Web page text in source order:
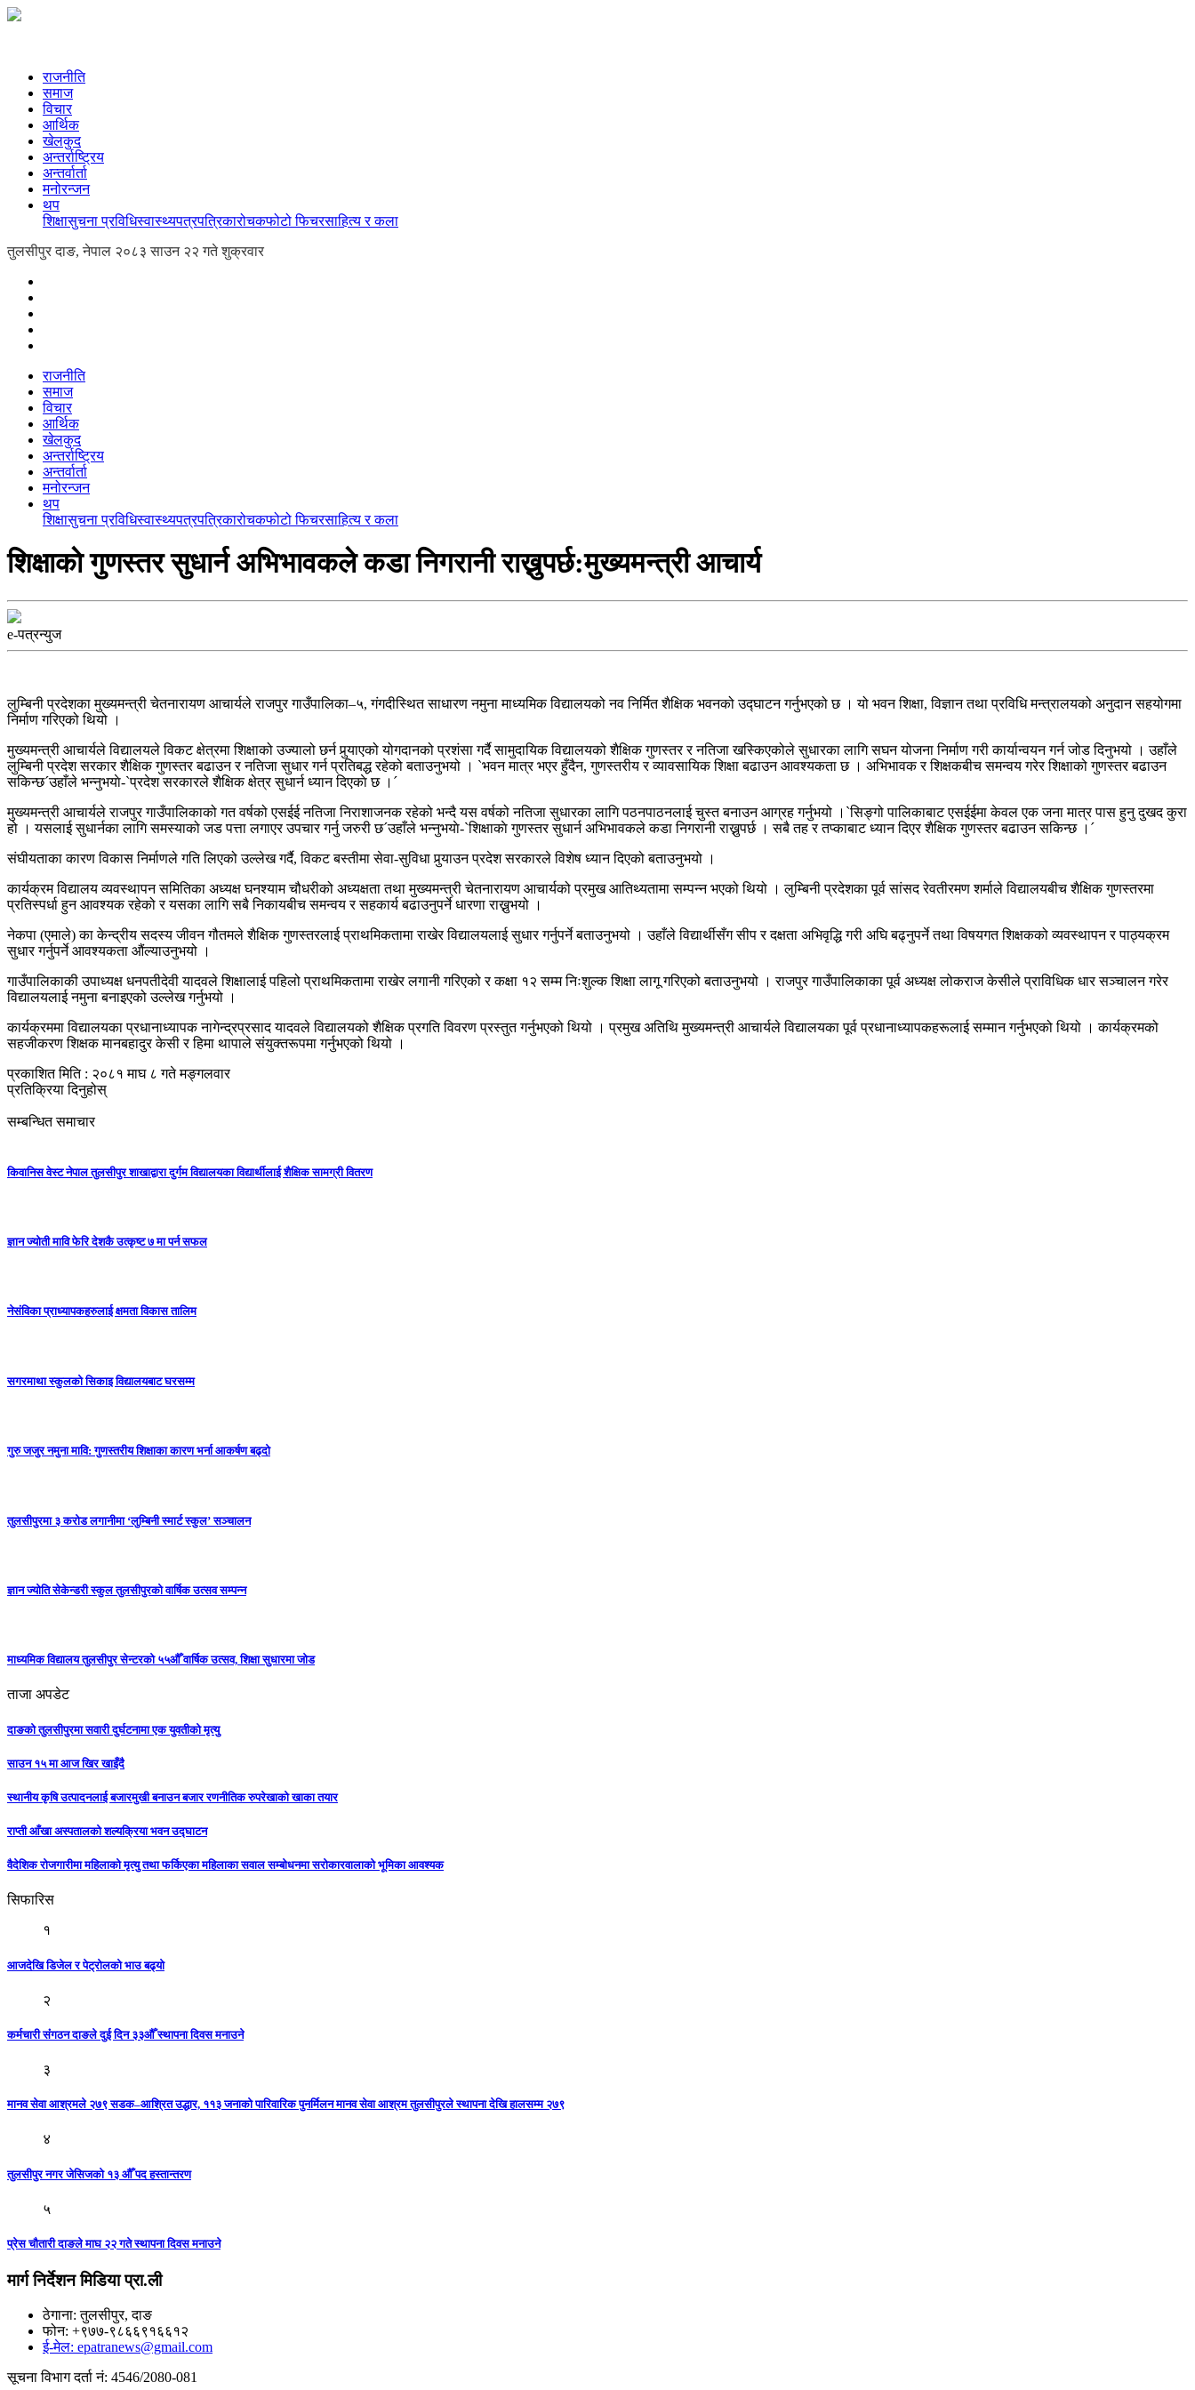
राजनीति
समाज
विचार
आर्थिक
खेलकुद
अन्तर्राष्ट्रिय
अन्तर्वार्ता
मनोरन्जन
थप
शिक्षासुचना प्रविधिस्वास्थ्यपत्रपत्रिकारोचकफोटो फिचरसाहित्य र कला
तुलसीपुर दाङ, नेपाल २०८३ साउन २२ गते शुक्रवार
राजनीति
समाज
विचार
आर्थिक
खेलकुद
अन्तर्राष्ट्रिय
अन्तर्वार्ता
मनोरन्जन
थप
शिक्षासुचना प्रविधिस्वास्थ्यपत्रपत्रिकारोचकफोटो फिचरसाहित्य र कला
शिक्षाकाे गुणस्तर सुधार्न अभिभावकले कडा निगरानी राख्नुपर्छ:मुख्यमन्त्री आचार्य
e-पत्रन्युज
लुम्बिनी प्रदेशका मुख्यमन्त्री चेतनारायण आचार्यले राजपुर गाउँपालिका–५, गंगदीस्थित साधारण नमुना माध्यमिक विद्यालयको नव निर्मित शैक्षिक भवनको उद्घाटन गर्नुभएको छ । यो भवन शिक्षा, विज्ञान तथा प्रविधि मन्त्रालयको अनुदान सहयोगमा
निर्माण गरिएको थियो ।
मुख्यमन्त्री आचार्यले विद्यालयले विकट क्षेत्रमा शिक्षाको उज्यालो छर्न पुर्‍याएको योगदानको प्रशंसा गर्दै सामुदायिक विद्यालयको शैक्षिक गुणस्तर र नतिजा खस्किएकोले सुधारका लागि सघन योजना निर्माण गरी कार्यान्वयन गर्न जोड दिनुभयो । उहाँले
लुम्बिनी प्रदेश सरकार शैक्षिक गुणस्तर बढाउन र नतिजा सुधार गर्न प्रतिबद्ध रहेको बताउनुभयो । `भवन मात्र भएर हुँदैन, गुणस्तरीय र व्यावसायिक शिक्षा बढाउन आवश्यकता छ । अभिभावक र शिक्षकबीच समन्वय गरेर शिक्षाको गुणस्तर बढाउन
सकिन्छ´उहाँले भन्नुभयाे-`प्रदेश सरकारले शैक्षिक क्षेत्र सुधार्न ध्यान दिएकाे छ ।´
मुख्यमन्त्री आचार्यले राजपुर गाउँपालिकाको गत वर्षको एसईई नतिजा निराशाजनक रहेको भन्दै यस वर्षको नतिजा सुधारका लागि पठनपाठनलाई चुस्त बनाउन आग्रह गर्नुभयो ।`सिङ्गो पालिकाबाट एसईईमा केवल एक जना मात्र पास हुनु दुखद कुरा
हो । यसलाई सुधार्नका लागि समस्याको जड पत्ता लगाएर उपचार गर्नु जरुरी छ´उहाँले भन्नुभयाे-`शिक्षाकाे गुणस्तर सुधार्न अभिभावकले कडा निगरानी राख्नुपर्छ । सबै तह र तप्काबाट ध्यान दिएर शैक्षिक गुणस्तर बढाउन सकिन्छ ।´
संघीयताका कारण विकास निर्माणले गति लिएको उल्लेख गर्दै, विकट बस्तीमा सेवा-सुविधा पुर्‍याउन प्रदेश सरकारले विशेष ध्यान दिएको बताउनुभयो ।
कार्यक्रम विद्यालय व्यवस्थापन समितिका अध्यक्ष घनश्याम चौधरीको अध्यक्षता तथा मुख्यमन्त्री चेतनारायण आचार्यको प्रमुख आतिथ्यतामा सम्पन्न भएको थियो । लुम्बिनी प्रदेशका पूर्व सांसद रेवतीरमण शर्माले विद्यालयबीच शैक्षिक गुणस्तरमा
प्रतिस्पर्धा हुन आवश्यक रहेको र यसका लागि सबै निकायबीच समन्वय र सहकार्य बढाउनुपर्ने धारणा राख्नुभयो ।
नेकपा (एमाले) का केन्द्रीय सदस्य जीवन गौतमले शैक्षिक गुणस्तरलाई प्राथमिकतामा राखेर विद्यालयलाई सुधार गर्नुपर्ने बताउनुभयो । उहाँले विद्यार्थीसँग सीप र दक्षता अभिवृद्धि गरी अघि बढ्नुपर्ने तथा विषयगत शिक्षकको व्यवस्थापन र पाठ्यक्रम
सुधार गर्नुपर्ने आवश्यकता औंल्याउनुभयो ।
गाउँपालिकाकी उपाध्यक्ष धनपतीदेवी यादवले शिक्षालाई पहिलो प्राथमिकतामा राखेर लगानी गरिएको र कक्षा १२ सम्म निःशुल्क शिक्षा लागू गरिएको बताउनुभयो । राजपुर गाउँपालिकाका पूर्व अध्यक्ष लोकराज केसीले प्राविधिक धार सञ्चालन गरेर
विद्यालयलाई नमुना बनाइएको उल्लेख गर्नुभयो ।
कार्यक्रममा विद्यालयका प्रधानाध्यापक नागेन्द्रप्रसाद यादवले विद्यालयको शैक्षिक प्रगति विवरण प्रस्तुत गर्नुभएको थियो । प्रमुख अतिथि मुख्यमन्त्री आचार्यले विद्यालयका पूर्व प्रधानाध्यापकहरूलाई सम्मान गर्नुभएको थियो । कार्यक्रमको
सहजीकरण शिक्षक मानबहादुर केसी र हिमा थापाले संयुक्तरूपमा गर्नुभएको थियो ।
प्रकाशित मिति : २०८१ माघ ८ गते मङ्गलवार
प्रतिक्रिया दिनुहोस्
सम्बन्धित समाचार
किवानिस वेस्ट नेपाल तुलसीपुर शाखाद्वारा दुर्गम विद्यालयका विद्यार्थीलाई शैक्षिक सामग्री वितरण
ज्ञान ज्योती मावि फेरि देशकै उत्कृष्ट ७ मा पर्न सफल
नेसंविका प्राध्यापकहरुलाई क्षमता विकास तालिम
सगरमाथा स्कुलको सिकाइ विद्यालयबाट घरसम्म
गुरु जजुर नमुना मावि: गुणस्तरीय शिक्षाका कारण भर्ना आकर्षण बढ्दो
तुलसीपुरमा ३ करोड लगानीमा ‘लुम्बिनी स्मार्ट स्कुल’ सञ्चालन
ज्ञान ज्योति सेकेन्डरी स्कुल तुलसीपुरको वार्षिक उत्सव सम्पन्न
माध्यमिक विद्यालय तुलसीपुर सेन्टरको ५५औँ वार्षिक उत्सव, शिक्षा सुधारमा जाेड
ताजा अपडेट
दाङको तुलसीपुरमा सवारी दुर्घटनामा एक युवतीको मृत्यु
साउन १५ मा आज खिर खाइँदै
स्थानीय कृषि उत्पादनलाई बजारमुखी बनाउन बजार रणनीतिक रुपरेखाको खाका तयार
राप्ती आँखा अस्पतालको शल्यक्रिया भवन उद्घाटन
वैदेशिक रोजगारीमा महिलाको मृत्यु तथा फर्किएका महिलाका सवाल सम्बोधनमा सरोकारवालाको भूमिका आवश्यक
सिफारिस
१
आजदेखि डिजेल र पेट्रोलको भाउ बढ्याे
२
कर्मचारी संंगठन दाङले दुई दिन ३३औँ स्थापना दिवस मनाउने
३
मानव सेवा आश्रमले २७९ सडक–आश्रित उद्धार, ११३ जनाको पारिवारिक पुनर्मिलन मानव सेवा आश्रम तुलसीपुरले स्थापना देखि हालसम्म २७९
४
तुलसीपुर नगर जेसिजकाे १३ औँ पद हस्तान्तरण
५
प्रेस चौतारी दाङले माघ २२ गते स्थापना दिवस मनाउने
मार्ग निर्देशन मिडिया प्रा.ली
ठेगाना: तुलसीपुर, दाङ
फोन: +९७७-९८६६९१६६१२
ई-मेल: epatranews@gmail.com
सूचना विभाग दर्ता नं: 4546/2080-081